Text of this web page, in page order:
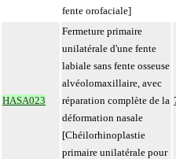
fente orofaciale]
HASA023
Fermeture primaire
unilatérale d'une fente
labiale sans fente osseuse
alvéolomaxillaire, avec
réparation complète de la
déformation nasale
[Chéilorhinoplastie
primaire unilatérale pour